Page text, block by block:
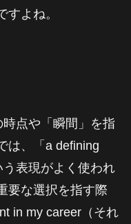
よね。
点や「瞬間」を指
は、「a defining
表現がよく使われ
要な選択を指す際
in my career（それ